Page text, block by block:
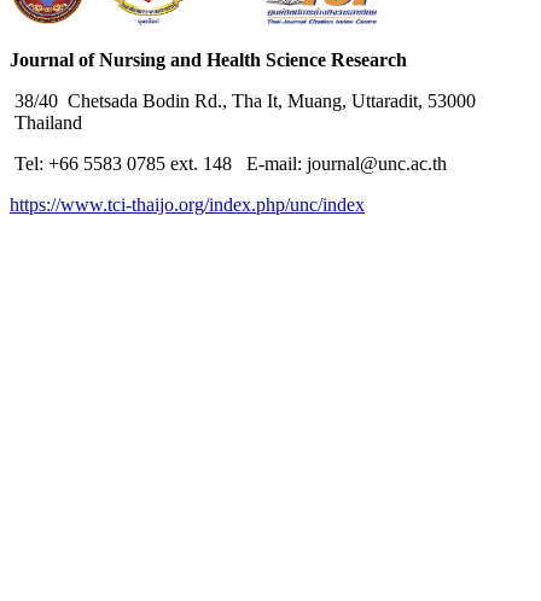
Journal of Nursing and Health Science Research
38/40 Chetsada Bodin Rd., Tha It, Muang, Uttaradit, 53000
Thailand
Tel: +66 5583 0785 ext. 148 E-mail: journal@unc.ac.th
https://www.tci-thaijo.org/index.php/unc/index